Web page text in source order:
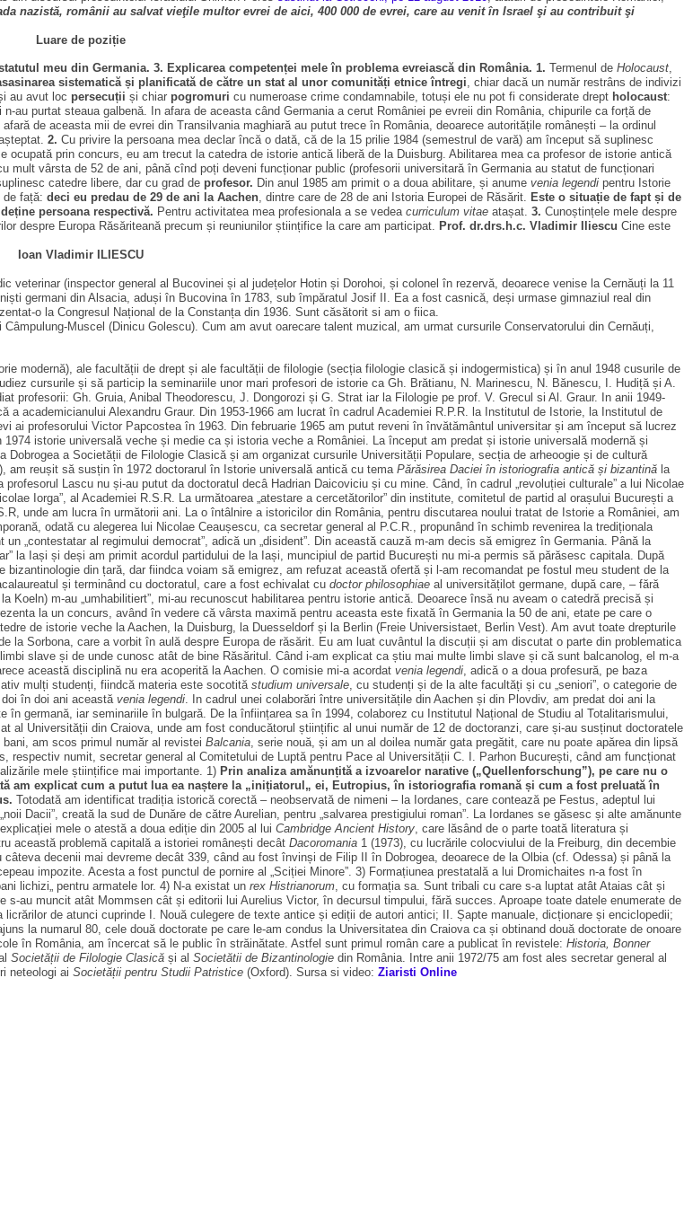
nazistă, românii au salvat vieţile multor evrei de aici, 400 000 de evrei, care au venit în Israel şi au contribuit şi
Luare de poziție
meu din Germania. 3. Explicarea competenței mele în problema evreiască din România. 1. Termenul de Holocaust,
sistematică și planificată de către un stat al unor comunități etnice întregi, chiar dacă un număr restrâns de indivizi
au avut loc persecuții și chiar pogromuri cu numeroase crime condamnabile, totuși ele nu pot fi considerate drept holocaust:
purtat steaua galbenă. In afara de aceasta când Germania a cerut României pe evreii din România, chipurile ca forță de
de aceasta mii de evrei din Transilvania maghiară au putut trece în România, deoarece autoritățile românești – la ordinul
2. Cu privire la persoana mea declar încă o dată, că de la 15 prilie 1984 (semestrul de vară) am început să suplinesc
ocupată prin concurs, eu am trecut la catedra de istorie antică liberă de la Duisburg. Abilitarea mea ca profesor de istorie antică
vârsta de 52 de ani, până cînd poți deveni funcționar public (profesorii universitară în Germania au statut de funcționari
catedre libere, dar cu grad de profesor. Din anul 1985 am primit o a doua abilitare, și anume venia legendi pentru Istorie
de față: deci eu predau de 29 de ani la Aachen, dintre care de 28 de ani Istoria Europei de Răsărit. Este o situație de fapt și de
persoana respectivă. Pentru activitatea mea profesionala a se vedea curriculum vitae atașat. 3. Cunoștințele mele despre
despre Europa Răsăriteană precum și reuniunilor științifice la care am participat. Prof. dr.drs.h.c. Vladimir Iliescu Cine este
Ioan Vladimir ILIESCU
(inspector general al Bucovinei și al județelor Hotin și Dorohoi, și colonel în rezervă, deoarece venise la Cernăuți la 11
germani din Alsacia, aduși în Bucovina în 1783, sub împăratul Josif II. Ea a fost casnică, deși urmase gimnaziul real din
o la Congresul Național de la Constanța din 1936. Sunt căsătorit si am o fiica.
Muscel (Dinicu Golescu). Cum am avut oarecare talent muzical, am urmat cursurile Conservatorului din Cernăuți,
modernă), ale facultății de drept și ale facultății de filologie (secția filologie clasică și indogermistica) și în anul 1948 cusurile de
cursurile și să particip la seminariile unor mari profesori de istorie ca Gh. Brătianu, N. Marinescu, N. Bănescu, I. Hudiță și A.
profesorii: Gh. Gruia, Anibal Theodorescu, J. Dongorozi și G. Strat iar la Filologie pe prof. V. Grecul si Al. Graur. In anii 1949-
academicianului Alexandru Graur. Din 1953-1966 am lucrat în cadrul Academiei R.P.R. la Institutul de Istorie, la Institutul de
profesorului Victor Papcostea în 1963. Din februarie 1965 am putut reveni în învătământul universitar și am început să lucrez
istorie universală veche și medie ca și istoria veche a României. La început am predat și istorie universală modernă și
a Societății de Filologie Clasică și am organizat cursurile Universității Populare, secția de arheoogie și de cultură
reușit să susțin în 1972 doctorarul în Istorie universală antică cu tema Părăsirea Daciei în istoriografia antică și bizantină la
Lascu nu și-au putut da doctoratul decâ Hadrian Daicoviciu și cu mine. Când, în cadrul „revoluției culturale” a lui Nicolae
Iorga”, al Academiei R.S.R. La următoarea „atestare a cercetătorilor” din institute, comitetul de partid al orașului București a
unde am lucra în următorii ani. La o întâlnire a istoricilor din România, pentru discutarea noului tratat de Istorie a României, am
odată cu alegerea lui Nicolae Ceaușescu, ca secretar general al P.C.R., propunând în schimb revenirea la trediționala
„contestatar al regimului democrat”, adică un „disident”. Din această cauză m-am decis să emigrez în Germania. Până la
la Iași și deși am primit acordul partidului de la Iași, muncipiul de partid București nu mi-a permis să părăsesc capitala. După
din țară, dar fiindca voiam să emigrez, am refuzat această ofertă și l-am recomandat pe fostul meu student de la
și terminând cu doctoratul, care a fost echivalat cu doctor philosophiae al universitățilot germane, după care, – fără
m-au „umhabilitiert”, mi-au recunoscut habilitarea pentru istorie antică. Deoarece însă nu aveam o catedră precisă și
la un concurs, având în vedere că vârsta maximă pentru aceasta este fixată în Germania la 50 de ani, etate pe care o
de istorie veche la Aachen, la Duisburg, la Duesseldorf și la Berlin (Freie Universistaet, Berlin Vest). Am avut toate drepturile
la Sorbona, care a vorbit în aulă despre Europa de răsărit. Eu am luat cuvântul la discuții și am discutat o parte din problematica
slave și de unde cunosc atât de bine Răsăritul. Când i-am explicat ca știu mai multe limbi slave și că sunt balcanolog, el m-a
această disciplină nu era acoperită la Aachen. O comisie mi-a acordat venia legendi, adică o a doua profesură, pe baza
mulți studenți, fiindcă materia este socotită studium universale, cu studenți și de la alte facultăți și cu „seniori”, o categorie de
în doi ani această venia legendi. In cadrul unei colaborări între universitățile din Aachen și din Plovdiv, am predat doi ani la
germană, iar seminariile în bulgară. De la înființarea sa în 1994, colaborez cu Institutul Național de Studiu al Totalitarismului,
Universității din Craiova, unde am fost conducătorul științific al unui număr de 12 de doctoranzi, care și-au susținut doctoratele
am scos primul număr al revistei Balcania, serie nouă, și am un al doilea număr gata pregătit, care nu poate apărea din lipsă
numit, secretar general al Comitetului de Luptă pentru Pace al Universității C. I. Parhon București, când am funcționat
mele științifice mai importante. 1) Prin analiza amănunțită a izvoarelor narative („Quellenforschung”), pe care nu o
am explicat cum a putut lua ea naștere la „inițiatorul„ ei, Eutropius, în istoriografia romană și cum a fost preluată în
Totodată am identificat tradiția istorică corectă – neobservată de nimeni – la Iordanes, care contează pe Festus, adeptul lui
Dacii”, creată la sud de Dunăre de către Aurelian, pentru „salvarea prestigiului roman”. La Iordanes se găsesc și alte amănunte
mele o atestă a doua ediție din 2005 al lui Cambridge Ancient History, care lăsând de o parte toată literatura și
această problemă capitală a istoriei românești decât Dacoromania 1 (1973), cu lucrările colocviului de la Freiburg, din decembie
decenii mai devreme decât 339, când au fost învinși de Filip II în Dobrogea, deoarece de la Olbia (cf. Odessa) și până la
impozite. Acesta a fost punctul de pornire al „Sciției Minore”. 3) Formațiunea prestatală a lui Dromichaites n-a fost în
lichizi„ pentru armatele lor. 4) N-a existat un rex Histrianorum, cu formația sa. Sunt tribali cu care s-a luptat atât Ataias cât și
au muncit atât Mommsen cât și editorii lui Aurelius Victor, în decursul timpului, fără succes. Aproape toate datele enumerate de
licrărilor de atunci cuprinde I. Nouă culegere de texte antice și ediții de autori antici; II. Șapte manuale, dicționare și enciclopedii;
la numarul 80, cele două doctorate pe care le-am condus la Universitatea din Craiova ca și obtinand două doctorate de onoare
în România, am încercat să le public în străinătate. Astfel sunt primul român care a publicat în revistele: Historia, Bonner
Societății de Filologie Clasică și al Societătii de Bizantinologie din România. Intre anii 1972/75 am fost ales secretar general al
neteologi ai Societății pentru Studii Patristice (Oxford). Sursa si video: Ziaristi Online